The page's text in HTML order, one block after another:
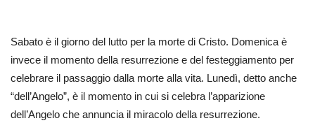
Sabato è il giorno del lutto per la morte di Cristo. Domenica è
invece il momento della resurrezione e del festeggiamento per
celebrare il passaggio dalla morte alla vita. Lunedì, detto anche
“dell’Angelo”, è il momento in cui si celebra l’apparizione
dell’Angelo che annuncia il miracolo della resurrezione.